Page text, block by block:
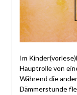
Im
Hauptrolle von
Während die
Dämmerstunde